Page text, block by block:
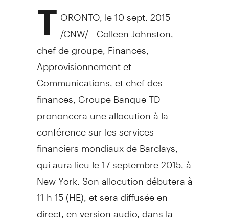
T ORONTO , le10 sept. 2015
/CNW/ -Colleen Johnston
chef de groupe, Finances,
Approvisionnement et
Communications, et chef des
finances, Groupe Banque TD
prononcera une allocution à la
conférence sur les services
financiers mondiaux de Barclays,
qui aura lieu le 17 septembre 2015, à
New York . Son allocution débutera à
11 h 15 (HE), et sera diffusée en
direct, en version audio, dans la